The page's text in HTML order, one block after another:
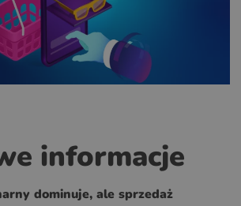
informacje
dominuje, ale sprzedaż